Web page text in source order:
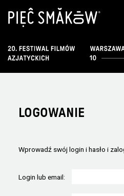
LOGOWANIE
Wprowadź swój login i hasło i
Login lub email: